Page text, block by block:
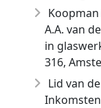
A.A. van
in
316,
Lid van